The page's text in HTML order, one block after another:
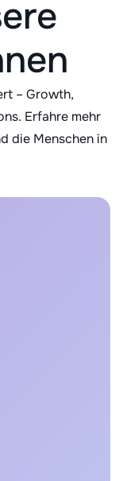
– Growth,
Erfahre mehr
die Menschen in